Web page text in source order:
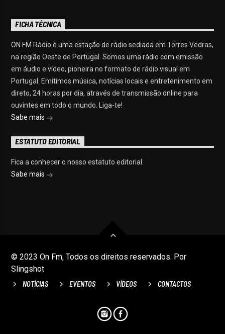
FICHA TÉCNICA
ON FM Rádio é uma estação de rádio sediada em Torres Vedras,
na região Oeste de Portugal. Somos uma rádio com emissão
em áudio e vídeo, pioneira no formato de rádio visual em
Portugal. Emitimos música, notícias locais e entretenimento em
direto, 24 horas por dia, através de transmissão online para
ouvintes em todo o mundo. Liga-te!
Sabe mais
ESTATUTO EDITORIAL
Fica a conhecer o nosso estatuto editorial
Sabe mais
© 2023 On Fm, Todos os direitos reservados. Por
Slingshot
NOTÍCIAS EVENTOS VÍDEOS CONTACTOS